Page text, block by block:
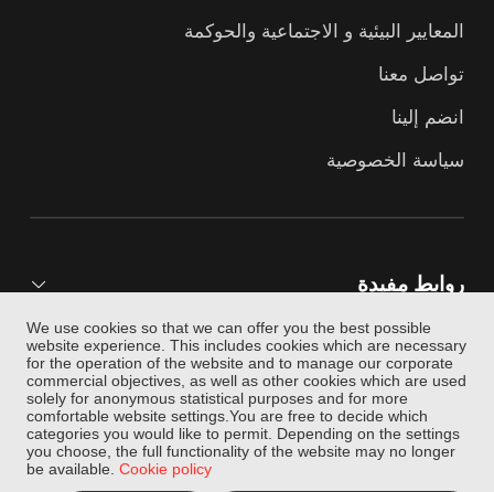
المعايير البيئية و الاجتماعية والحوكمة
تواصل معنا
انضم إلينا
سياسة الخصوصية
روابط مفيدة
تابعنا
We use cookies so that we can offer you the best possible
website experience. This includes cookies which are necessary
for the operation of the website and to manage our corporate
commercial objectives, as well as other cookies which are used
solely for anonymous statistical purposes and for more
comfortable website settings.You are free to decide which
categories you would like to permit. Depending on the settings
you choose, the full functionality of the website may no longer
be available. Cookie policy